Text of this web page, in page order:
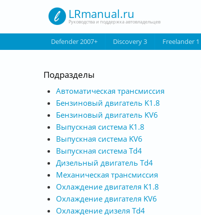
LRmanual.ru
Руководства и поддержка автовладельцев
Defender 2007+ Discovery 3 Freelander 1
Подразделы
Автоматическая трансмиссия
Бензиновый двигатель K1.8
Бензиновый двигатель KV6
Выпускная система K1.8
Выпускная система KV6
Выпускная система Td4
Дизельный двигатель Td4
Механическая трансмиссия
Охлаждение двигателя K1.8
Охлаждение двигателя KV6
Охлаждение дизеля Td4